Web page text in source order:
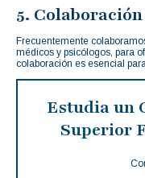
5.
Frecuentemente
médicos y psicólogos, para
colaboración es esencial
Estudia un
Superior